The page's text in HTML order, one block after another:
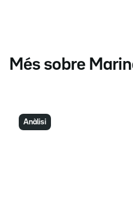
Més sobre
Anàlisi